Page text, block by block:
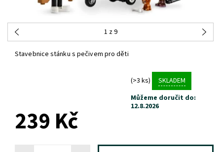
1 z 9
Stavebnice stánku s pečivem pro děti
(>3 ks)
SKLADEM
Můžeme doručit do:
12.8.2026
239 Kč